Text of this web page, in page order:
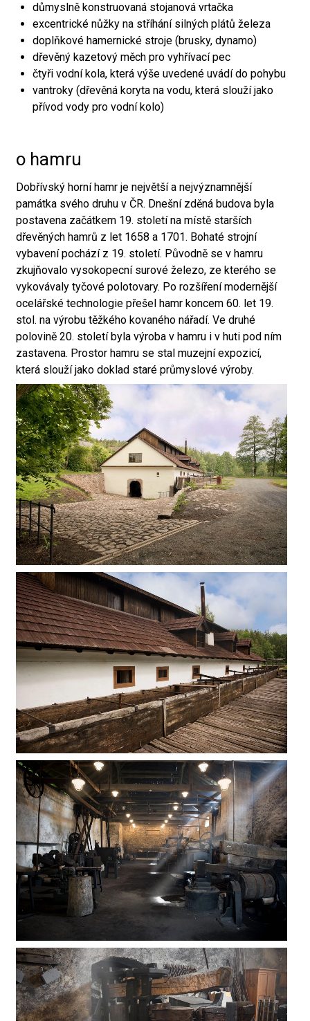
důmyslně konstruovaná stojanová vrtačka
excentrické nůžky na stříhání silných plátů železa
doplňkové hamernické stroje (brusky, dynamo)
dřevěný kazetový měch pro vyhřívací pec
čtyři vodní kola, která výše uvedené uvádí do pohybu
vantroky (dřevěná koryta na vodu, která slouží jako
přívod vody pro vodní kolo)
o hamru
Dobřívský horní hamr je největší a nejvýznamnější
památka svého druhu v ČR. Dnešní zděná budova byla
postavena začátkem 19. století na místě starších
dřevěných hamrů z let 1658 a 1701. Bohaté strojní
vybavení pochází z 19. století. Původně se v hamru
zkujňovalo vysokopecní surové železo, ze kterého se
vykovávaly tyčové polotovary. Po rozšíření modernější
ocelářské technologie přešel hamr koncem 60. let 19.
stol. na výrobu těžkého kovaného nářadí. Ve druhé
polovině 20. století byla výroba v hamru i v huti pod ním
zastavena. Prostor hamru se stal muzejní expozicí,
která slouží jako doklad staré průmyslové výroby.